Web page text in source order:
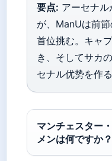
要点: アーセナ
が、ManUは前
首位挑む。キャ
き、そしてサカ
セナル优势を作る
マンチェスター
メンは何ですか？